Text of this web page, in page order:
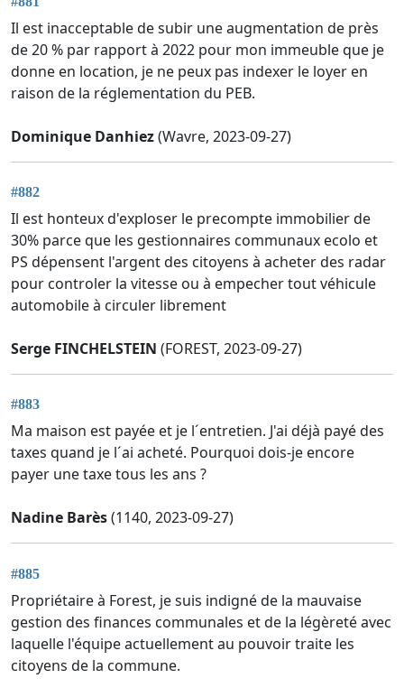
Il est inacceptable de subir une augmentation de près
de 20 % par rapport à 2022 pour mon immeuble que je
donne en location, je ne peux pas indexer le loyer en
raison de la réglementation du PEB.
Dominique Danhiez(Wavre, 2023-09-27)
#882
Il est honteux d'exploser le precompte immobilier de
30% parce que les gestionnaires communaux ecolo et
PS dépensent l'argent des citoyens à acheter des radar
pour controler la vitesse ou à empecher tout véhicule
automobile à circuler librement
Serge FINCHELSTEIN (FOREST, 2023-09-27)
#883
Ma maison est payée et je l´entretien. J'ai déjà payé des
taxes quand je l´ai acheté. Pourquoi dois-je encore
payer une taxe tous les ans ?
Nadine Barès(1140, 2023-09-27)
#885
Propriétaire à Forest, je suis indigné de la mauvaise
gestion des finances communales et de la légèreté avec
laquelle l'équipe actuellement au pouvoir traite les
citoyens de la commune.